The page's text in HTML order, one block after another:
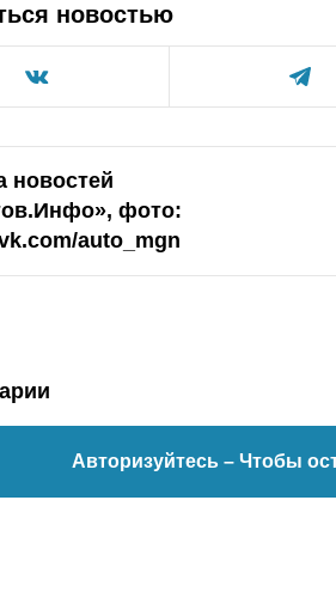
новостью
новостей
фото:
auto_mgn
Авторизуйтесь – Чтобы